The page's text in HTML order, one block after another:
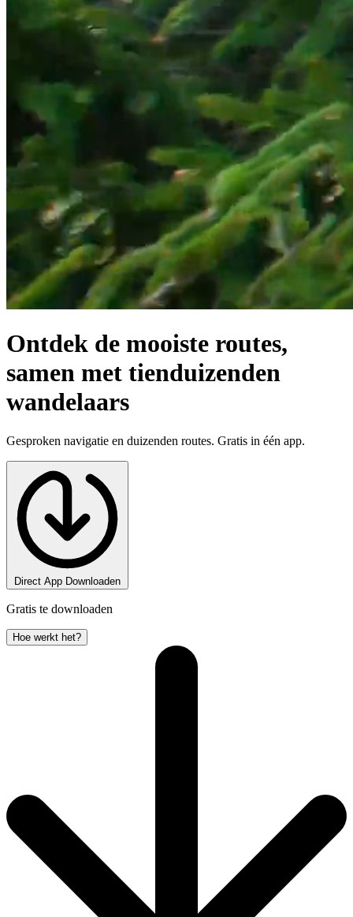
Ontdek de mooiste routes,
samen met tienduizenden
wandelaars
Gesproken navigatie en duizenden routes. Gratis in één app.
Direct App Downloaden
Gratis te downloaden
Hoe werkt het?